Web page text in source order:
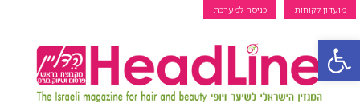
פתח סרגל נגישות
מועדון לקוחות כניסה למערכת